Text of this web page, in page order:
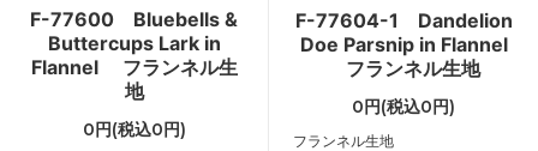
F-77600 Bluebells &
Buttercups Lark in
Flannel フランネル生
地
0円(税込0円)
F-77604-1 Dandelion
Doe Parsnip in Flannel
フランネル生地
0円(税込0円)
フランネル生地